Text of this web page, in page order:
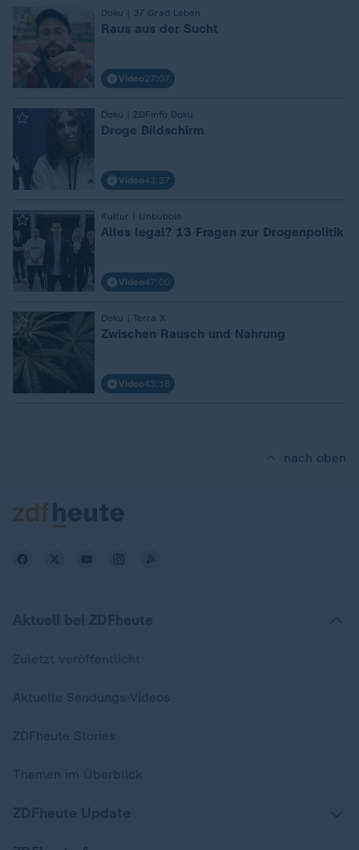
Doku | 37 Grad Leben
Raus aus der Sucht
Video27:07
Doku | ZDFinfo Doku
Droge Bildschirm
Video43:27
Kultur | Unbubble
Alles legal? 13 Fragen zur Drogenpolitik
Video47:00
Doku | Terra X
Zwischen Rausch und Nahrung
Video43:18
nach oben